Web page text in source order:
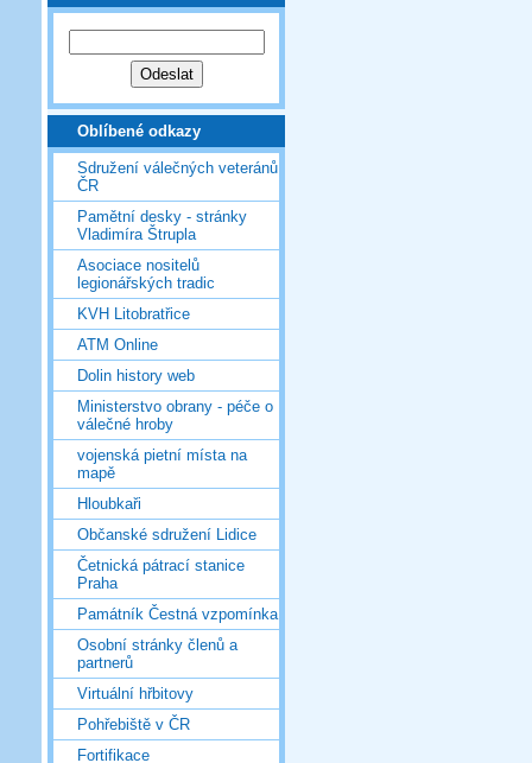
Oblíbené odkazy
Sdružení válečných veteránů
ČR
Pamětní desky - stránky
Vladimíra Štrupla
Asociace nositelů
legionářských tradic
KVH Litobratřice
ATM Online
Dolin history web
Ministerstvo obrany - péče o
válečné hroby
vojenská pietní místa na
mapě
Hloubkaři
Občanské sdružení Lidice
Četnická pátrací stanice
Praha
Památník Čestná vzpomínka
Osobní stránky členů a
partnerů
Virtuální hřbitovy
Pohřebiště v ČR
Fortifikace